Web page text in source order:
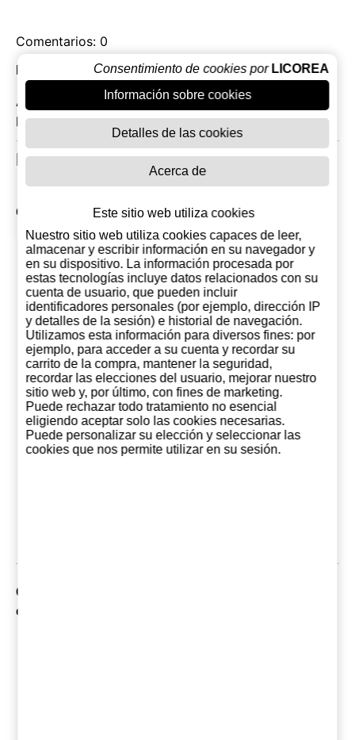
Comentarios: 0
Las opiniones mas recientes
Actualmente no hay comentarios sobre este
producto. Tu puedes ser el primero en opinar
Productos Relacionados
Otros productos de Fentimans
Fentimans Ginger
Beer 27.5 CL (12
Clientes que compraron este producto, también han
comprado
Consentimiento de cookies por LICOREA
Información sobre cookies
Detalles de las cookies
Acerca de
Este sitio web utiliza cookies
Nuestro sitio web utiliza cookies capaces de leer,
almacenar y escribir información en su navegador y
en su dispositivo. La información procesada por
estas tecnologías incluye datos relacionados con su
cuenta de usuario, que pueden incluir
identificadores personales (por ejemplo, dirección IP
y detalles de la sesión) e historial de navegación.
Utilizamos esta información para diversos fines: por
ejemplo, para acceder a su cuenta y recordar su
carrito de la compra, mantener la seguridad,
recordar las elecciones del usuario, mejorar nuestro
sitio web y, por último, con fines de marketing.
Puede rechazar todo tratamiento no esencial
eligiendo aceptar solo las cookies necesarias.
Puede personalizar su elección y seleccionar las
cookies que nos permite utilizar en su sesión.